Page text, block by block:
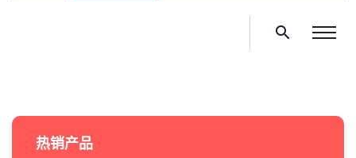
search
热销产品